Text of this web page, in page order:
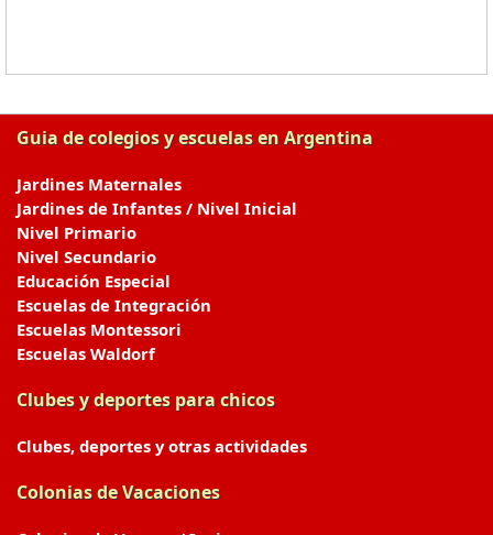
Guia de colegios y escuelas en Argentina
Jardines Maternales
Jardines de Infantes / Nivel Inicial
Nivel Primario
Nivel Secundario
Educación Especial
Escuelas de Integración
Escuelas Montessori
Escuelas Waldorf
Clubes y deportes para chicos
Clubes, deportes y otras actividades
Colonias de Vacaciones